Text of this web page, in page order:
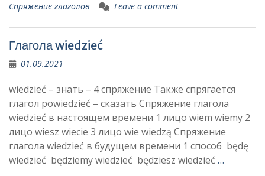
Спряжение глаголов
Leave a comment
Глагола wiedzieć
01.09.2021
wiedzieć – знать – 4 спряжение Также спрягается
глагол powiedzieć – сказать Спряжение глагола
wiedzieć в настоящем времени 1 лицо wiem wiemy 2
лицо wiesz wiecie 3 лицо wie wiedzą Спряжение
глагола wiedzieć в будущем времени 1 способ będę
wiedzieć będziemy wiedzieć będziesz wiedzieć …